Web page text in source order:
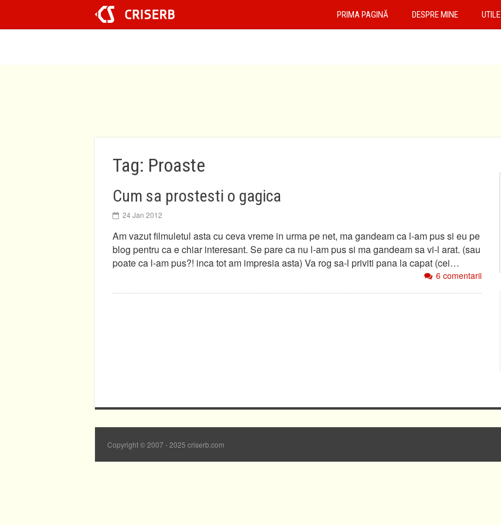
conținut
PRIMA PAGINĂ DESPRE MINE UTILE
Tag: Proaste
Cum sa prostesti o gagica
24 Jan 2012
Am vazut filmuletul asta cu ceva vreme in urma pe net, ma gandeam ca l-am pus si eu pe
blog pentru ca e chiar interesant. Se pare ca nu l-am pus si ma gandeam sa vi-l arat. (sau
poate ca l-am pus?! inca tot am impresia asta) Va rog sa-l priviti pana la capat (cei…
6 comentarii
Copyright © 2007 - 2025 criserb.com